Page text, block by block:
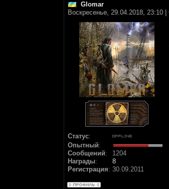
Glomar
Воскресенье, 29.04.2018, 23:10
Статус:
Опытный:
Сообщений:
1204
Награды:
8
Регистрация: 30.09.2011